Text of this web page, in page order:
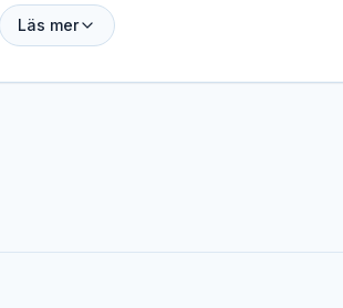
med kallbad, lätt förtäring och efterföljande
Mobila bastun till events
Läs mer